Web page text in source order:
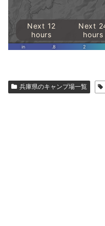
兵庫県のキャンプ場一覧